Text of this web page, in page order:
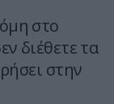
στο
διέθετε τα
στην